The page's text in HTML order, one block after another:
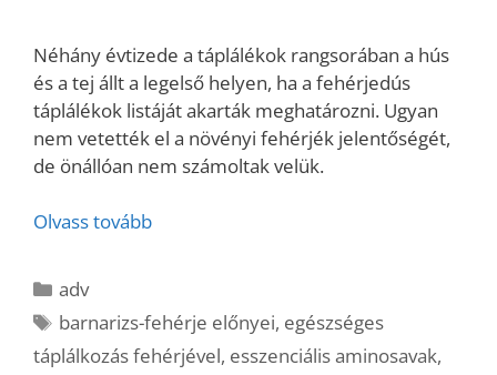
Néhány évtizede a táplálékok rangsorában a hús
és a tej állt a legelső helyen, ha a fehérjedús
táplálékok listáját akarták meghatározni. Ugyan
nem vetették el a növényi fehérjék jelentőségét,
de önállóan nem számoltak velük.
Olvass tovább
Kategória
adv
Címkék
barnarizs-fehérje előnyei, egészséges
táplálkozás fehérjével, esszenciális aminosavak,